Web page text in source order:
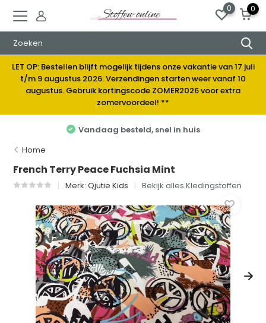
0 0
LET OP: Bestellen blijft mogelijk tijdens onze vakantie van 17 juli
t/m 9 augustus 2026. Verzendingen starten weer vanaf 10
augustus. Gebruik kortingscode ZOMER2026 voor extra
zomervoordeel! **
Vandaag besteld, snel in huis
Home
French Terry Peace Fuchsia Mint
Merk:Qjutie Kids Bekijk alles Kledingstoffen